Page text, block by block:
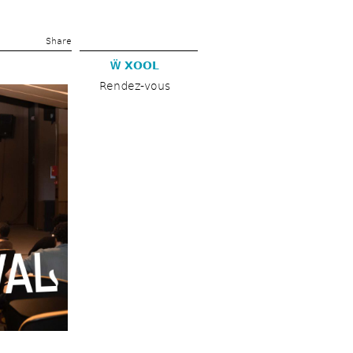
Share
Ẅ XOOL
Rendez-vous